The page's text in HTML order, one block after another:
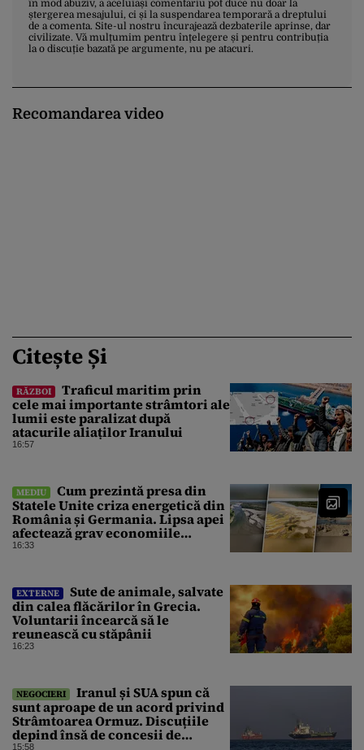
în mod abuziv, a aceluiași comentariu pot duce nu doar la
ștergerea mesajului, ci și la suspendarea temporară a dreptului
de a comenta. Site-ul nostru încurajează dezbaterile aprinse, dar
civilizate. Vă mulțumim pentru înțelegere și pentru contribuția
la o discuție bazată pe argumente, nu pe atacuri.
Recomandarea video
Citește Și
RĂZBOI
Traficul maritim prin
cele mai importante strâmtori ale
lumii este paralizat după
atacurile aliaților Iranului
16:57
MEDIU
Cum prezintă presa din
Statele Unite criza energetică din
România și Germania. Lipsa apei
afectează grav economiile
Europei
16:33
EXTERNE
Sute de animale, salvate
din calea flăcărilor în Grecia.
Voluntarii încearcă să le
reunească cu stăpânii
16:23
NEGOCIERI
Iranul și SUA spun că
sunt aproape de un acord privind
Strâmtoarea Ormuz. Discuțiile
depind însă de concesii de
15:58